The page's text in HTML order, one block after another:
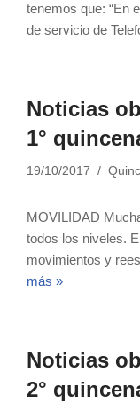
tenemos que: “En
de servicio de
Noticias
1°
19/10/2017
MOVILIDAD
todos los niveles.
movimientos y
más »
Noticias
2°